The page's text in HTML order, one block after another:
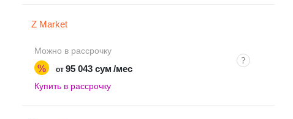
Z Market
Можно в рассрочку
% от 95 043 сум /мес
Купить в рассрочку